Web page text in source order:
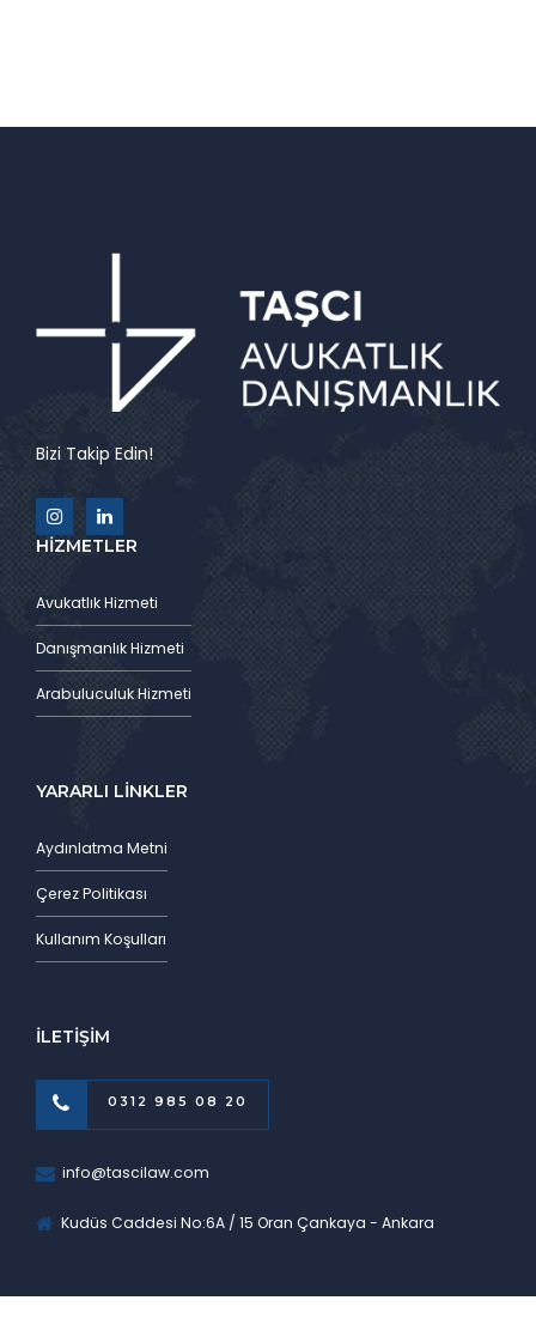
Bizi Takip Edin!
HİZMETLER
Avukatlık Hizmeti
Danışmanlık Hizmeti
Arabuluculuk Hizmeti
YARARLI LİNKLER
Aydınlatma Metni
Çerez Politikası
Kullanım Koşulları
İLETİŞİM
0312 985 08 20
info@tascilaw.com
Kudüs Caddesi No:6A / 15 Oran Çankaya - Ankara